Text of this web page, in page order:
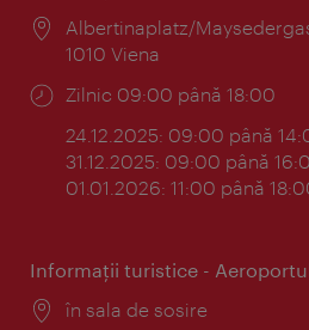
Locul:
Albertinaplatz/
1010 Viena
Program:
Zilnic 09:00 până 18:00
24.12.2025: 09:00 până
31.12.2025: 09:00 până
01.01.2026: 11:00 până
Informaţii turistice -
Locul:
în sala de sosire